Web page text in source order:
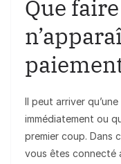
Que
Il peut arriver
immédiatement ou
premier coup. Dans
vous êtes connecté